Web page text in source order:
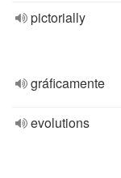
pictorially
gráficamente
evolutions